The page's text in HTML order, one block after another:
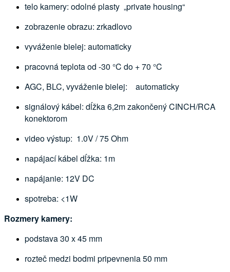
telo kamery: odolné plasty „private housing“
zobrazenie obrazu: zrkadlovo
vyváženie bielej: automaticky
pracovná teplota od -30 °C do + 70 °C
AGC, BLC, vyváženie bielej: automaticky
signálový kábel: dĺžka 6,2m zakončený CINCH/RCA
konektorom
video výstup: 1.0V / 75 Ohm
napájací kábel dĺžka: 1m
napájanie: 12V DC
spotreba: <1W
Rozmery kamery:
podstava 30 x 45 mm
rozteč medzi bodmi pripevnenia 50 mm